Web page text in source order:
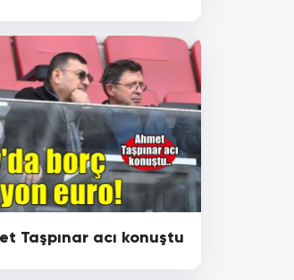
Taşpınar acı konuştu